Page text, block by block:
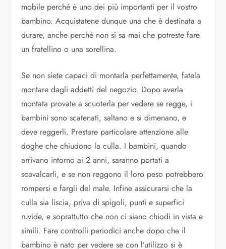
mobile perché è uno dei più importanti per il vostro
bambino. Acquistatene dunque una che è destinata a
durare, anche perché non si sa mai che potreste fare
un fratellino o una sorellina.
Se non siete capaci di montarla perfettamente, fatela
montare dagli addetti del negozio. Dopo averla
montata provate a scuoterla per vedere se regge, i
bambini sono scatenati, saltano e si dimenano, e
deve reggerli. Prestare particolare attenzione alle
doghe che chiudono la culla. I bambini, quando
arrivano intorno ai 2 anni, saranno portati a
scavalcarli, e se non reggono il loro peso potrebbero
rompersi e fargli del male. Infine assicurarsi che la
culla sia liscia, priva di spigoli, punti e superfici
ruvide, e soprattutto che non ci siano chiodi in vista e
simili. Fare controlli periodici anche dopo che il
bambino è nato per vedere se con l’utilizzo si è